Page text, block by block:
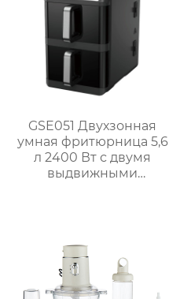
GSE051 Двухзонная
умная фритюрница 5,6
л 2400 Вт с двумя
выдвижными